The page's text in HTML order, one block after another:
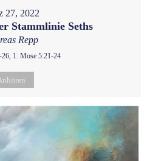
27, 2022
Stammlinie Seths
Repp
1. Mose 5:21-24